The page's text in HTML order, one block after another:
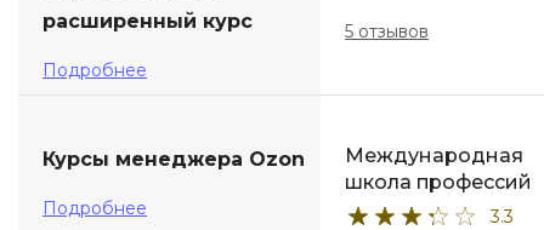
расширенный курс
Подробнее
5 отзывов
Курсы менеджера Ozon
Подробнее
Международная
школа профессий
3.3